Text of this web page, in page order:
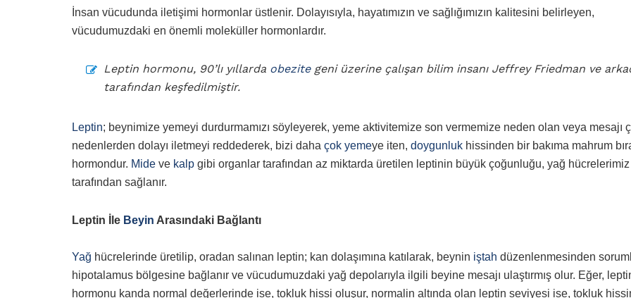
İnsan vücudunda iletişimi hormonlar üstlenir. Dolayısıyla, hayatımızın ve sağlığımızın kalitesini belirleyen,
vücudumuzdaki en önemli moleküller hormonlardır.
Leptin hormonu, 90’lı yıllarda obezitegeni üzerine çalışan bilim insanı Jeffrey Friedman ve
tarafından keşfedilmiştir.
Leptin; beynimize yemeyi durdurmamızı söyleyerek, yeme aktivitemize son vermemize neden olan veya mesajı
nedenlerden dolayı iletmeyi reddederek, bizi daha çok yemeye iten, doygunluk hissinden bir bakıma mahrum
hormondur. Mide ve kalp gibi organlar tarafından az miktarda üretilen leptinin büyük çoğunluğu, yağ hücrelerimiz
tarafından sağlanır.
Leptin İle Beyin Arasındaki Bağlantı
Yağ hücrelerinde üretilip, oradan salınan leptin; kan dolaşımına katılarak, beynin iştah düzenlenmesinden
hipotalamus bölgesine bağlanır ve vücudumuzdaki yağ depolarıyla ilgili beyine mesajı ulaştırmış olur. Eğer,
hormonu kanda normal değerlerinde ise, tokluk hissi oluşur, normalin altında olan leptin seviyesi ise, tokluk